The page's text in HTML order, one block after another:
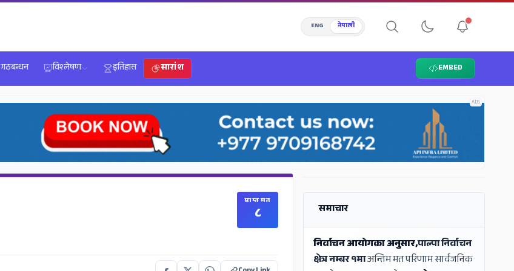
ENG नेपाली
गठबन्धन विश्लेषण इतिहास सारांश EMBED
ADS
प्राप्त मत
८ समाचार
निर्वाचन आयोगका अनुसार,पाल्पा निर्वाचन
क्षेत्र नम्बर १माअन्तिम मत परिणाम सार्वजनिक